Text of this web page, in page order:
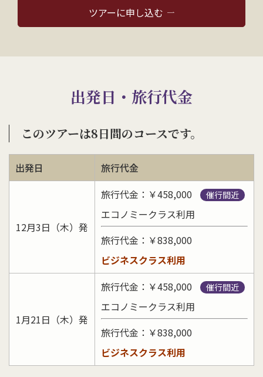
ツアーに申し込む
出発日・旅行代金
このツアーは8日間のコースです。
出発日 旅行代金
12月3日（木）発
旅行代金：￥458,000 催行間近
エコノミークラス利用
旅行代金：￥838,000
ビジネスクラス利用
1月21日（木）発
旅行代金：￥458,000 催行間近
エコノミークラス利用
旅行代金：￥838,000
ビジネスクラス利用